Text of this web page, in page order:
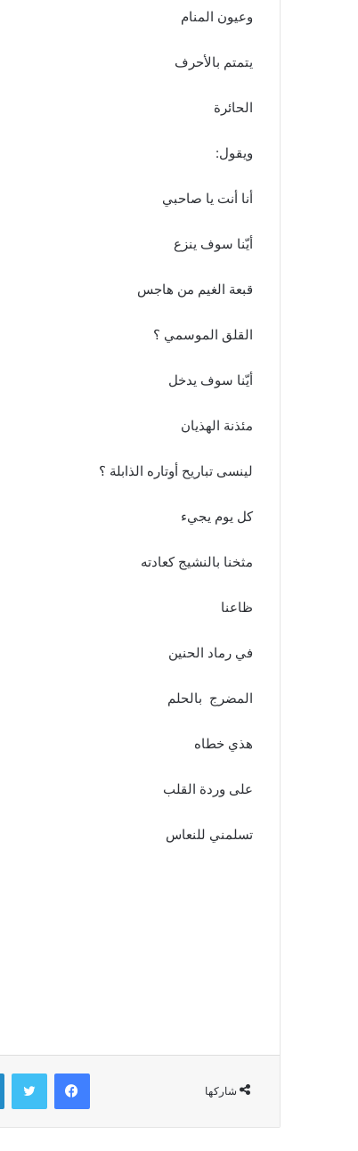
وعيون المنام
يتمتم بالأحرف
الحائرة
ويقول:
أنا أنت يا صاحبي
أيّنا سوف ينزع
قبعة الغيم من هاجس
القلق الموسمي ؟
أيّنا سوف يدخل
مئذنة الهذيان
لينسى تباريح أوتاره الذابلة ؟
كل يوم يجيء
مثخنا بالنشيج كعادته
ظاعنا
في رماد الحنين
المضرج بالحلم
هذي خطاه
على وردة القلب
تسلمني للنعاس
شاركها
فيسبوك